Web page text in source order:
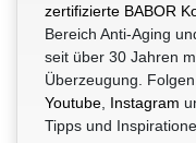
zertifizierte BABOR
Bereich Anti-Aging
seit über 30 Jahren
Überzeugung.
Youtube Instagram
Tipps und